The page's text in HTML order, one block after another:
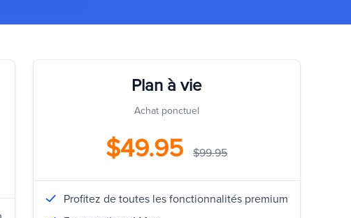
Plan à vie
Achat ponctuel
$49.95 $99.95
Profitez de toutes les fonctionnalités premium